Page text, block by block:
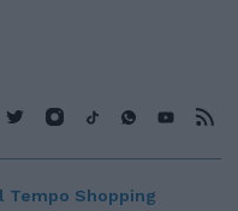
Tempo Shopping